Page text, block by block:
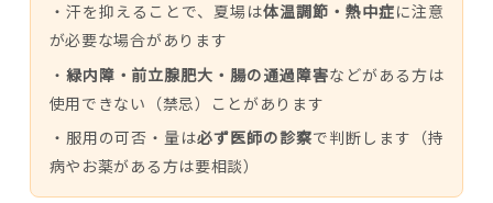
・汗を抑えることで、夏場は体温調節・熱中症に注意
が必要な場合があります
・ 緑内障・前立腺肥大・腸の通過障害などがある方は
使用できない（禁忌）ことがあります
・服用の可否・量は必ず医師の診察で判断します（持
病やお薬がある方は要相談）